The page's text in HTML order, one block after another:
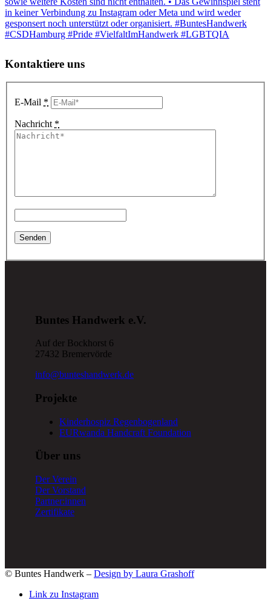
Kontaktiere uns
E-Mail *
Nachricht *
Buntes Handwerk e.V.
Auf der Bockhorst 6
27432 Bremervörde
info@bunteshandwerk.de
Projekte
Kinderhospiz Regenbogenland
EURwanda Handcraft Foundation
Über uns
Der Verein
Der Vorstand
Partner:innen
Zertifikate
© Buntes Handwerk – Design by Laura Grashoff
Link zu Instagram